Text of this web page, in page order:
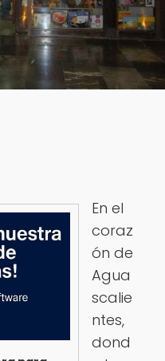
En el
coraz
ón de
Agua
scalie
ntes,
dond